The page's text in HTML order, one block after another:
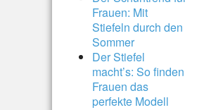
Frauen: Mit
Stiefeln durch den
Sommer
Der Stiefel
macht’s: So finden
Frauen das
perfekte Modell